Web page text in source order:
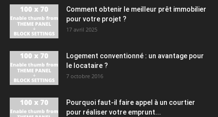
Comment obtenir le meilleur prêt immobilier
pour votre projet ?
17 avril 2025
Logement conventionné : un avantage pour
le locataire ?
7 octobre 2016
Pourquoi faut-il faire appel à un courtier
pour réaliser votre emprunt...